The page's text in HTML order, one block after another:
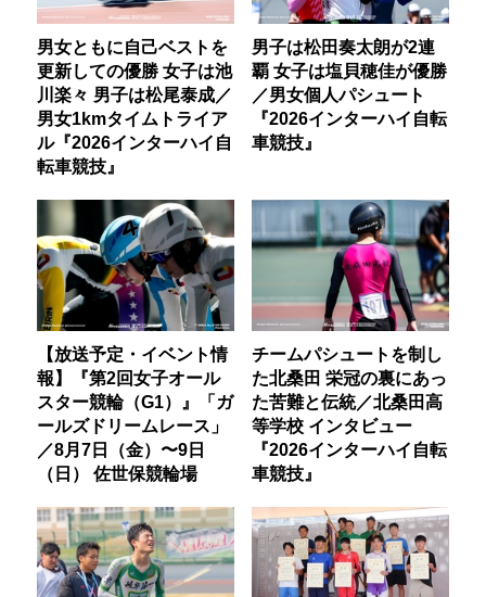
男女ともに自己ベストを
更新しての優勝 女子は池
川楽々 男子は松尾泰成／
男女1kmタイムトライア
ル『2026インターハイ自
転車競技』
男子は松田奏太朗が2連
覇 女子は塩貝穂佳が優勝
／男女個人パシュート
『2026インターハイ自転
車競技』
【放送予定・イベント情
報】『第2回女子オール
スター競輪（G1）』「ガ
ールズドリームレース」
／8月7日（金）〜9日
（日） 佐世保競輪場
チームパシュートを制し
た北桑田 栄冠の裏にあっ
た苦難と伝統／北桑田高
等学校 インタビュー
『2026インターハイ自転
車競技』